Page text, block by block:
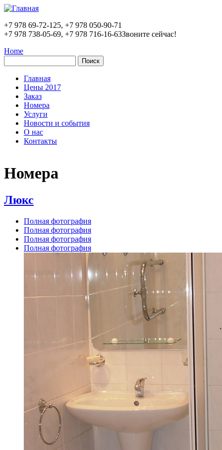
Перейти к основному содержанию
+7 978 69-72-125, +7 978 050-90-71
+7 978 738-05-69, +7 978 716-16-63Звоните сейчас!
Home
Главная
Цены 2017
Заказ
Номера
Услуги
Новости и события
О нас
Контакты
Номера
Люкс
Полная фотография
Полная фотография
Полная фотография
Полная фотография